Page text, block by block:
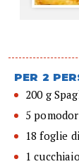
PER 2
200 g
5
18 foglie
1